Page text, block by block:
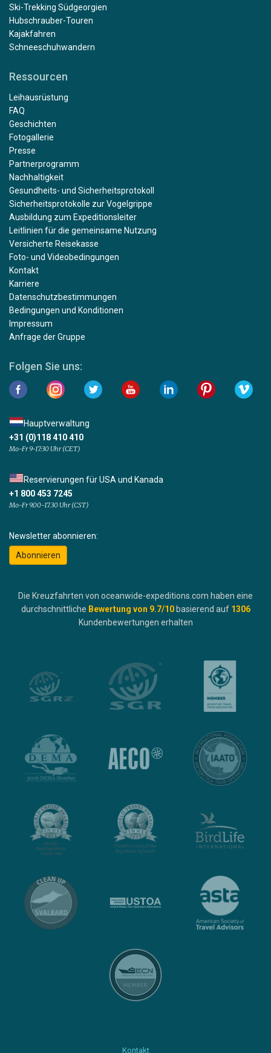
Ski-Trekking Südgeorgien
Hubschrauber-Touren
Kajakfahren
Schneeschuhwandern
Ressourcen
Leihausrüstung
FAQ
Geschichten
Fotogallerie
Presse
Partnerprogramm
Nachhaltigkeit
Gesundheits- und Sicherheitsprotokoll
Sicherheitsprotokolle zur Vogelgrippe
Ausbildung zum Expeditionsleiter
Leitlinien für die gemeinsame Nutzung
Versicherte Reisekasse
Foto- und Videobedingungen
Kontakt
Karriere
Datenschutzbestimmungen
Bedingungen und Konditionen
Impressum
Anfrage der Gruppe
Folgen Sie uns:
Hauptverwaltung
+31 (0)118 410 410
Mo-Fr 9-17:30 Uhr (CET)
Reservierungen für USA und Kanada
+1 800 453 7245
Mo-Fr 9.00-17.30 Uhr (CST)
Newsletter abonnieren:
Abonnieren
Die Kreuzfahrten von oceanwide-expeditions.com haben eine
durchschnittliche Bewertung von 9.7/10 basierend auf 1306
Kundenbewertungen erhalten
Kontakt